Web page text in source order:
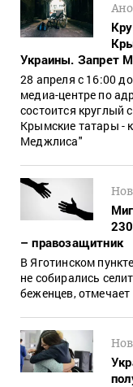
Украины. Запрет
28 апреля с 16:00
медиа-центре по
состоится круглый
Крымские татары -
Меджлиса"
– правозащитник
В Яготинском
не собирались
беженцев,